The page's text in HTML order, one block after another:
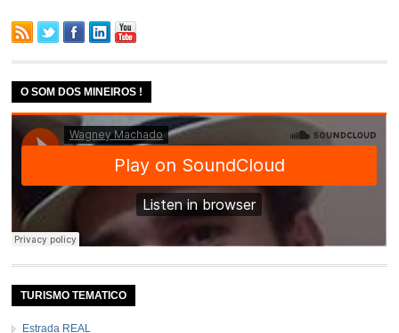
O SOM DOS MINEIROS !
TURISMO TEMATICO
Estrada REAL